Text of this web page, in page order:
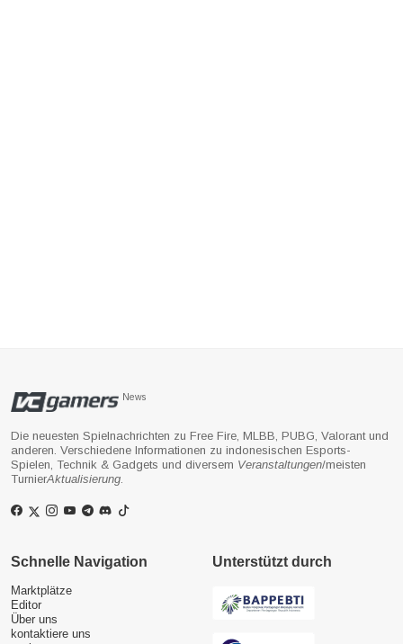
News
Die neuesten Spielnachrichten zu Free Fire, MLBB, PUBG, Valorant und
anderen. Verschiedene Informationen zu indonesischen Esports-
Spielen, Technik & Gadgets und diversem Veranstaltungen/meisten
TurnierAktualisierung.
Schnelle Navigation
Marktplätze
Editor
Über uns
kontaktiere uns
Unterstützt durch